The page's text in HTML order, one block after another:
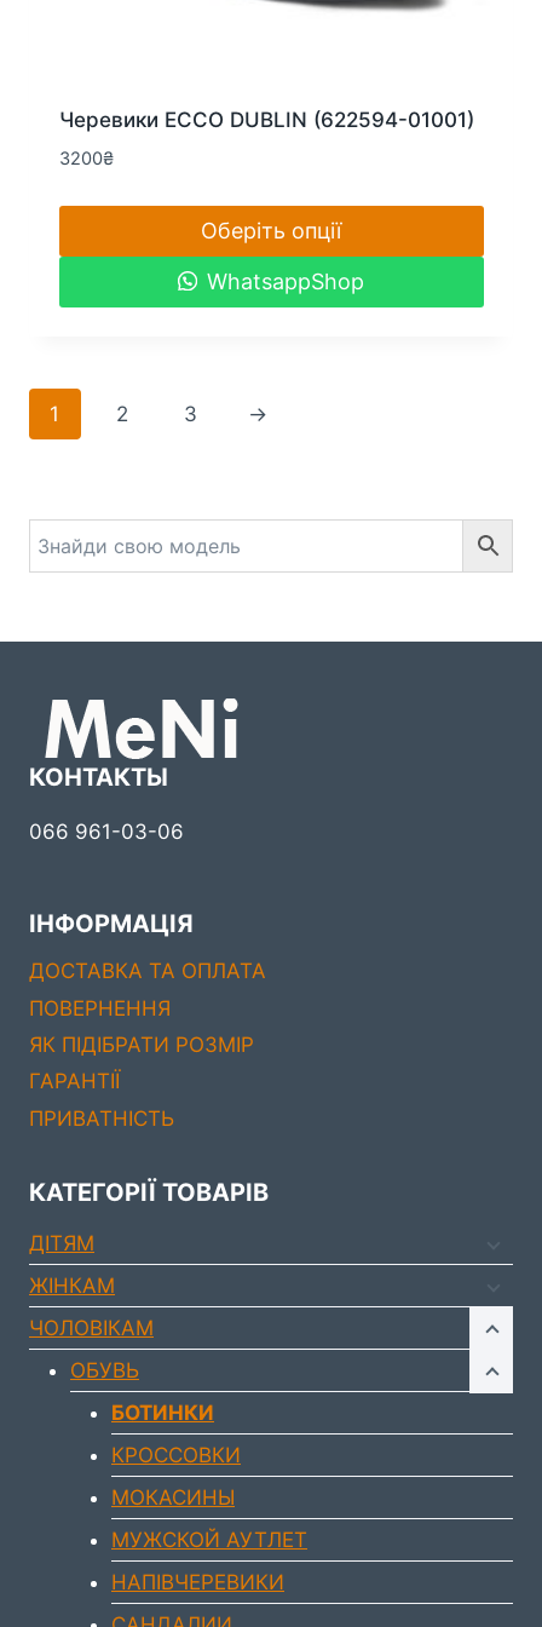
Черевики ECCO DUBLIN (622594-01001)
3200₴
Оберіть опції
товар
варіантів.
Параметри
сторінці
WhatsappShop
1 2 3 →
КОНТАКТЫ
066 961-03-06
ІНФОРМАЦІЯ
ДОСТАВКА ТА ОПЛАТА
ПОВЕРНЕННЯ
ЯК ПІДІБРАТИ РОЗМІР
ГАРАНТІЇ
ПРИВАТНІСТЬ
КАТЕГОРІЇ ТОВАРІВ
ДIТЯМ
ЖIНКАМ
ЧОЛОВIКАМ
ОБУВЬ
БОТИНКИ
КРОССОВКИ
МОКАСИНЫ
МУЖСКОЙ АУТЛЕТ
НАПІВЧЕРЕВИКИ